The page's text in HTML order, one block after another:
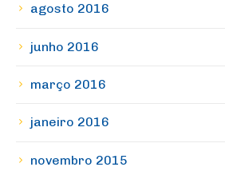
agosto 2016
junho 2016
março 2016
janeiro 2016
novembro 2015